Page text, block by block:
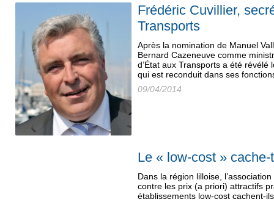
Frédéric Cuvillier,
Transports
Après la nomination de Manuel
Bernard Cazeneuve comme
d’État aux Transports a été révélé
qui est reconduit dans ses
09/04/2014
Le « low-cost »
Dans la région lilloise,
contre les prix (a priori) attractifs
établissements low-cost cachent-